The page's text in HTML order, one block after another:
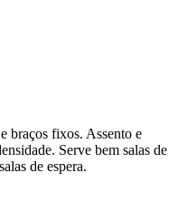
braços fixos. Assento e
Serve bem salas de
de espera.